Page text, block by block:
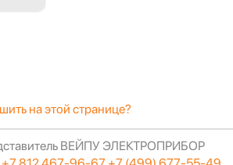
на этой странице?
ВЕЙПУ ЭЛЕКТРОПРИБОР